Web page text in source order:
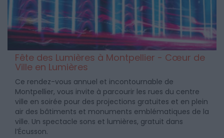
Fête des Lumières à Montpellier - Cœur de
Ville en Lumières
Ce rendez-vous annuel et incontournable de
Montpellier, vous invite à parcourir les rues du centre
ville en soirée pour des projections gratuites et en plein
air des bâtiments et monuments emblématiques de la
ville. Un spectacle sons et lumières, gratuit dans
l’Écusson.